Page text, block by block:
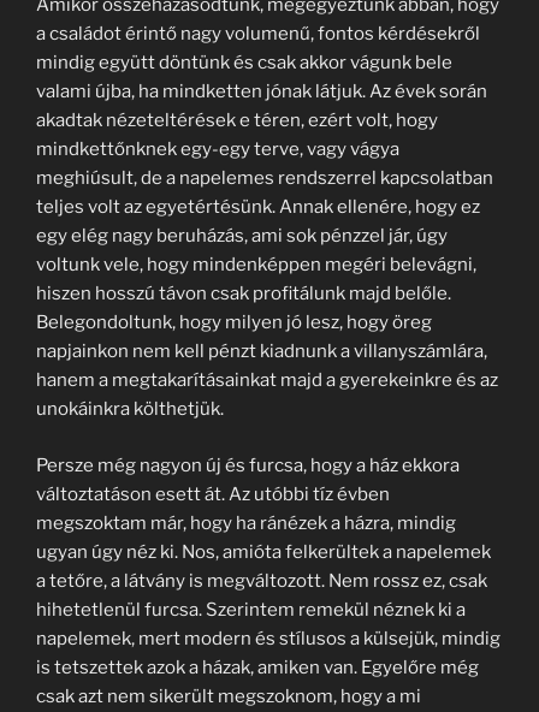
Amikor összeházasodtunk, megegyeztünk abban, hogy
a családot érintő nagy volumenű, fontos kérdésekről
mindig együtt döntünk és csak akkor vágunk bele
valami újba, ha mindketten jónak látjuk. Az évek során
akadtak nézeteltérések e téren, ezért volt, hogy
mindkettőnknek egy-egy terve, vagy vágya
meghiúsult, de a napelemes rendszerrel kapcsolatban
teljes volt az egyetértésünk. Annak ellenére, hogy ez
egy elég nagy beruházás, ami sok pénzzel jár, úgy
voltunk vele, hogy mindenképpen megéri belevágni,
hiszen hosszú távon csak profitálunk majd belőle.
Belegondoltunk, hogy milyen jó lesz, hogy öreg
napjainkon nem kell pénzt kiadnunk a villanyszámlára,
hanem a megtakarításainkat majd a gyerekeinkre és az
unokáinkra költhetjük.
Persze még nagyon új és furcsa, hogy a ház ekkora
változtatáson esett át. Az utóbbi tíz évben
megszoktam már, hogy ha ránézek a házra, mindig
ugyan úgy néz ki. Nos, amióta felkerültek a napelemek
a tetőre, a látvány is megváltozott. Nem rossz ez, csak
hihetetlenül furcsa. Szerintem remekül néznek ki a
napelemek, mert modern és stílusos a külsejük, mindig
is tetszettek azok a házak, amiken van. Egyelőre még
csak azt nem sikerült megszoknom, hogy a mi